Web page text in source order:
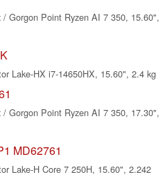
Gorgon Point Ryzen AI 7 350, 15.60",
Lake-HX i7-14650HX, 15.60", 2.4 kg
Gorgon Point Ryzen AI 7 350, 17.30",
MD62761
Lake-H Core 7 250H, 15.60", 2.242